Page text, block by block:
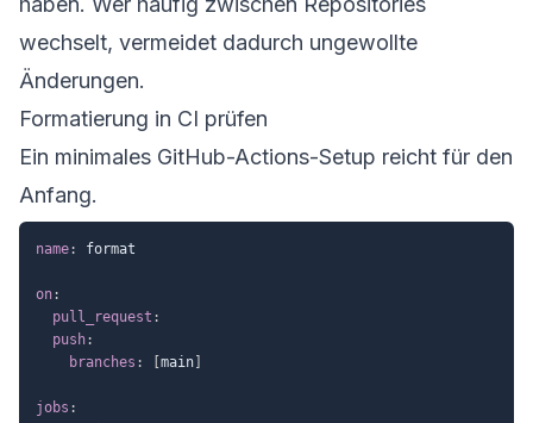
wechselt, vermeidet dadurch ungewollte
Änderungen.
Formatierung in CI prüfen
Ein minimales GitHub-Actions-Setup reicht für den
Anfang.
name: format
on:
pull_request :
push:
branches : main
jobs :